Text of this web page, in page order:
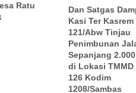
Ratu
Dan Satgas
Kasi Ter Kasrem
121/Abw Tinjau
Penimbunan
Sepanjang
di Lokasi TMMD
126 Kodim
1208/Sambas